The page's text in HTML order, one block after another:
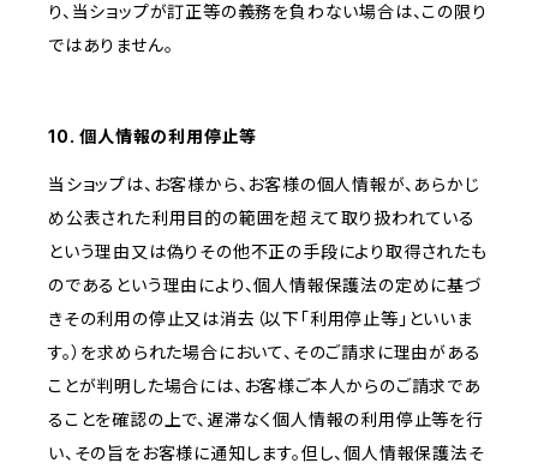
り、当ショップが訂正等の義務を負わない場合は、この限り
ではありません。
10. 個人情報の利用停止等
当ショップは、お客様から、お客様の個人情報が、あらかじ
め公表された利用目的の範囲を超えて取り扱われている
という理由又は偽りその他不正の手段により取得されたも
のであるという理由により、個人情報保護法の定めに基づ
きその利用の停止又は消去（以下「利用停止等」といいま
す。）を求められた場合において、そのご請求に理由がある
ことが判明した場合には、お客様ご本人からのご請求であ
ることを確認の上で、遅滞なく個人情報の利用停止等を行
い、その旨をお客様に通知します。但し、個人情報保護法そ